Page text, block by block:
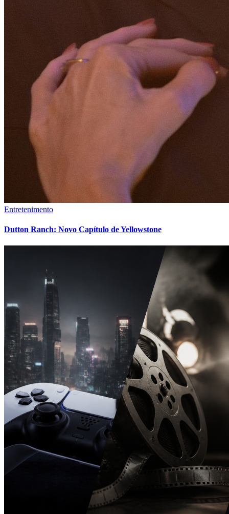
Entretenimento
Dutton Ranch: Novo Capítulo de Yellowstone